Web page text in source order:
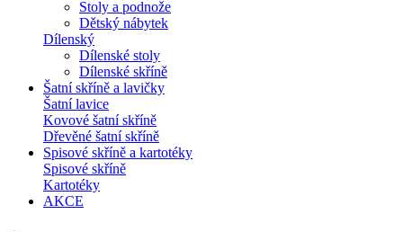
Stoly a podnože
Dětský nábytek
Dílenský
Dílenské stoly
Dílenské skříně
Šatní skříně a lavičky
Šatní lavice
Kovové šatní skříně
Dřevěné šatní skříně
Spisové skříně a kartotéky
Spisové skříně
Kartotéky
AKCE